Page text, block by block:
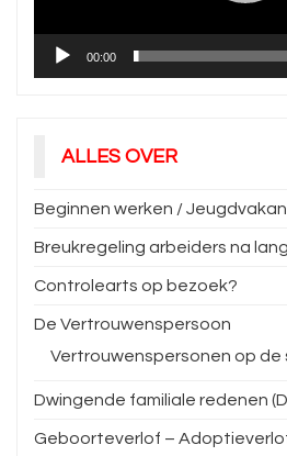
00:00
ALLES OVER
Beginnen werken /
Breukregeling arbeiders na
Controlearts op bezoek?
De Vertrouwenspersoon
Vertrouwenspersonen op de
Dwingende familiale redenen
Geboorteverlof –